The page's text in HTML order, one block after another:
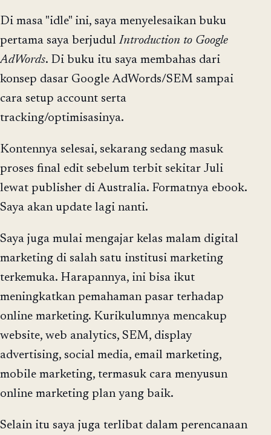
Di masa "idle" ini, saya menyelesaikan buku
pertama saya berjudulIntroduction to Google
AdWords. Di buku itu saya membahas dari
konsep dasar Google AdWords/SEM sampai
cara setup account serta
tracking/optimisasinya.
Kontennya selesai, sekarang sedang masuk
proses final edit sebelum terbit sekitar Juli
lewat publisher di Australia. Formatnya ebook.
Saya akan update lagi nanti.
Saya juga mulai mengajar kelas malam digital
marketing di salah satu institusi marketing
terkemuka. Harapannya, ini bisa ikut
meningkatkan pemahaman pasar terhadap
online marketing. Kurikulumnya mencakup
website, web analytics, SEM, display
advertising, social media, email marketing,
mobile marketing, termasuk cara menyusun
online marketing plan yang baik.
Selain itu saya juga terlibat dalam perencanaan